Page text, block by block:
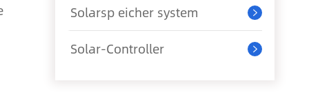
Solarsp eicher system 
Solar-Controller 